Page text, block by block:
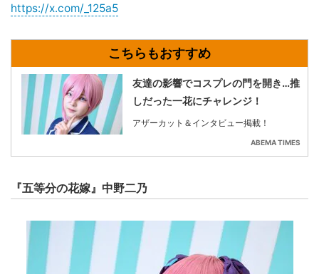
https://x.com/_125a5
友達の影響でコスプレの門を開き…推
しだった一花にチャレンジ！
アザーカット＆インタビュー掲載！
ABEMA TIMES
『五等分の花嫁』中野二乃